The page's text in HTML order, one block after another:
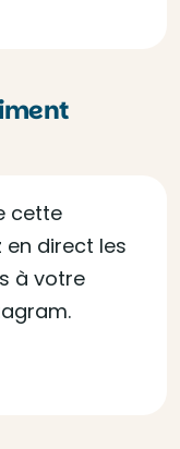
cette
direct les
à votre